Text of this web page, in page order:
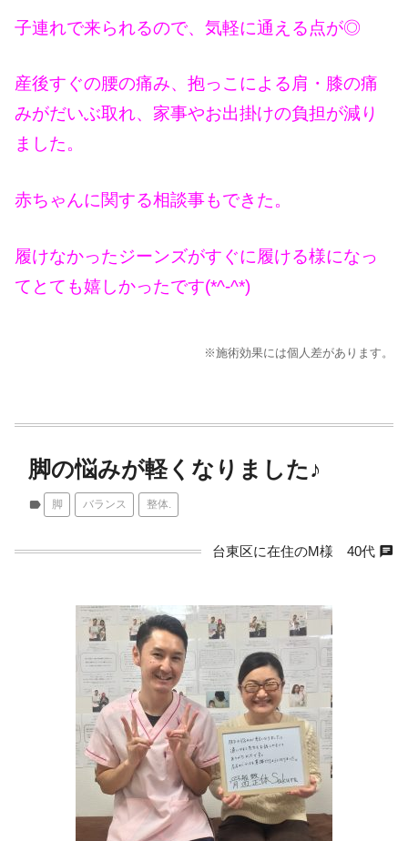
子連れで来られるので、気軽に通える点が◎
産後すぐの腰の痛み、抱っこによる肩・膝の痛
みがだいぶ取れ、家事やお出掛けの負担が減り
ました。
赤ちゃんに関する相談事もできた。
履けなかったジーンズがすぐに履ける様になっ
てとても嬉しかったです(*^-^*)
※施術効果には個人差があります。
脚の悩みが軽くなりました♪
label 脚 バランス 整体.
台東区に在住のM様 40代 chat